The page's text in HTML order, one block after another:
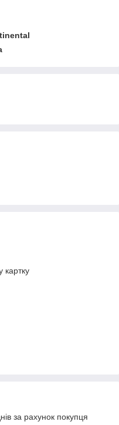
картку
за рахунок покупця